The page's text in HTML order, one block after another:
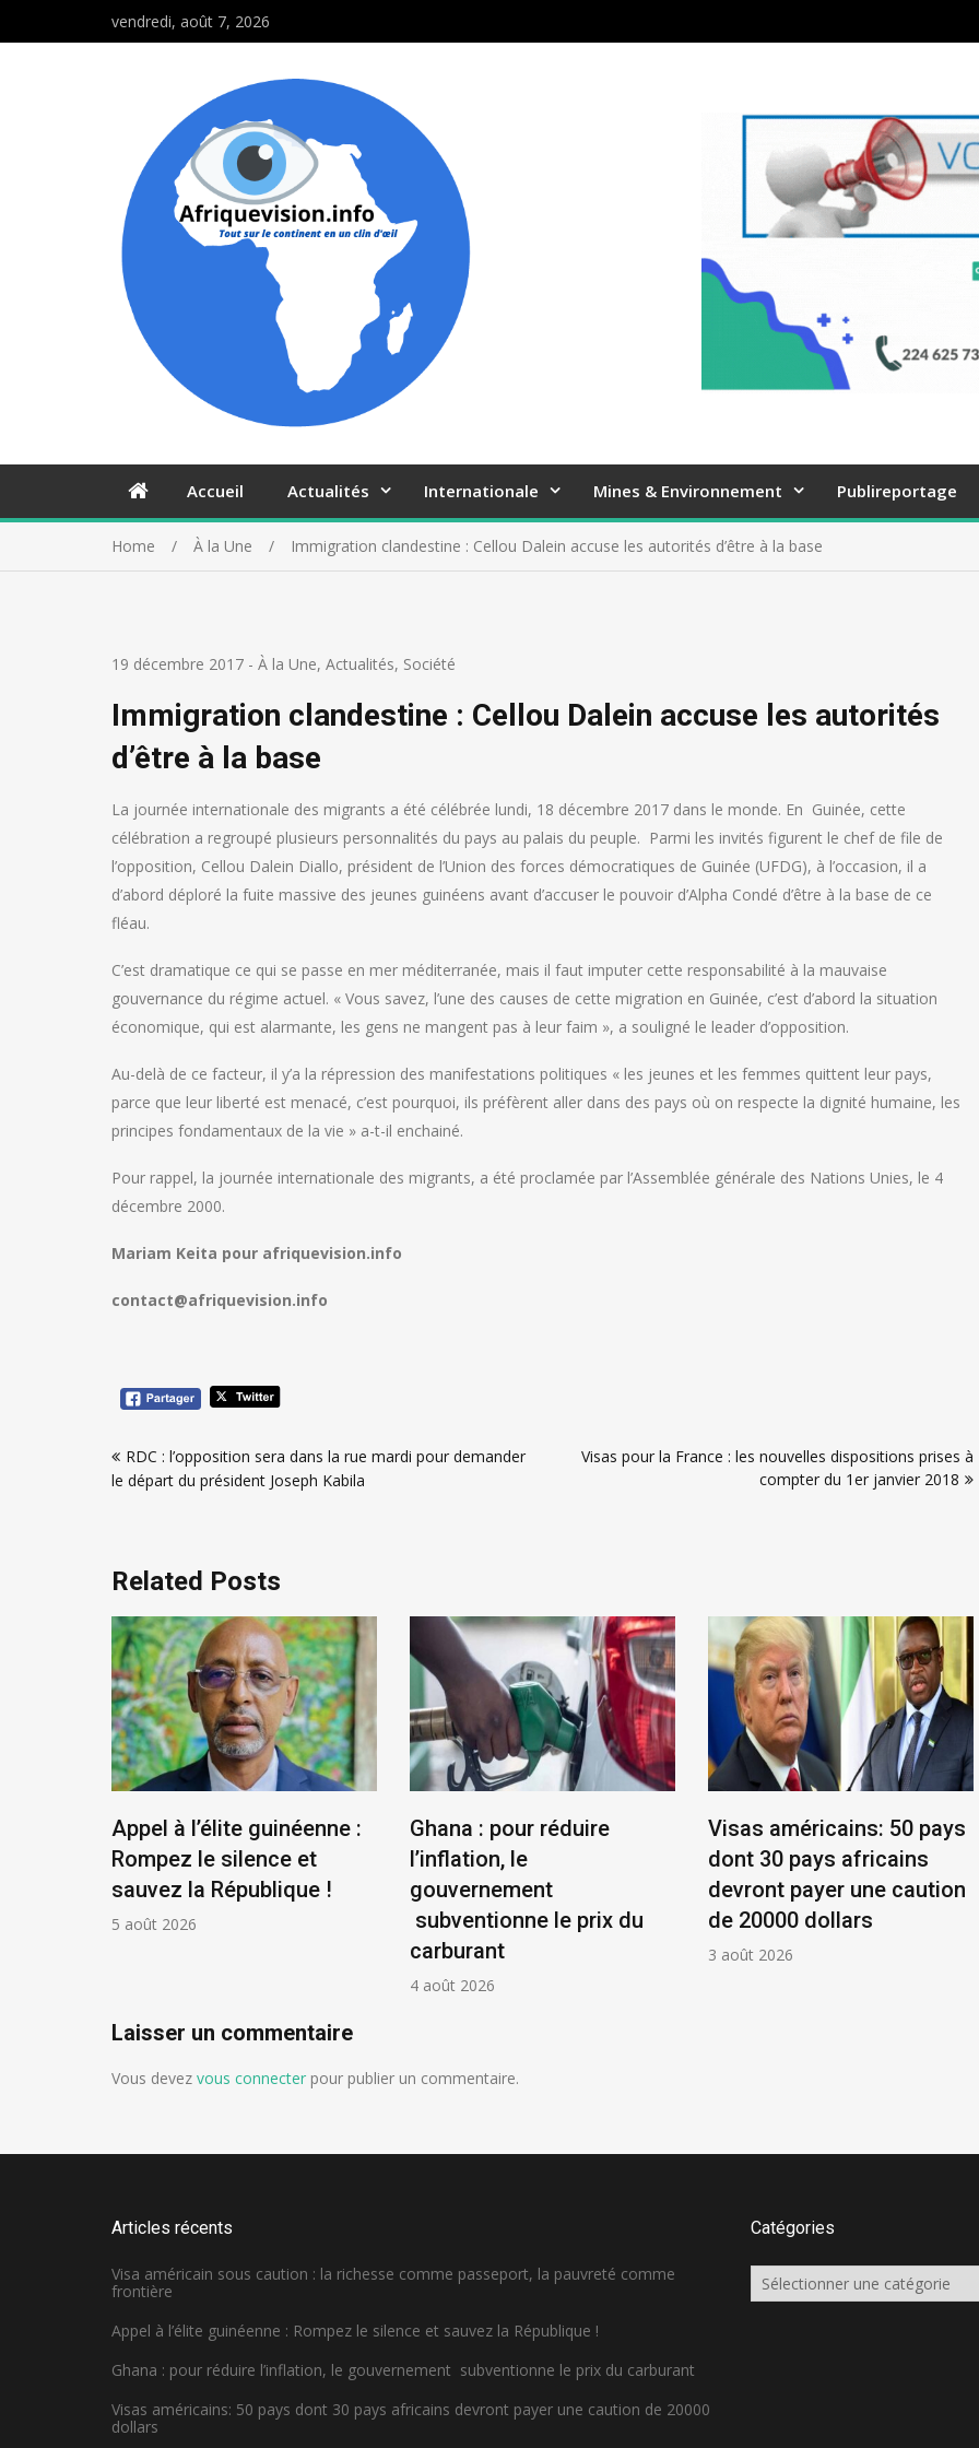
vendredi, août 7, 2026
Accueil Actualités Internationale Mines & Environnement Publireportage
Home À la Une Immigration clandestine : Cellou Dalein accuse les autorités d’être à la base
19 décembre 2017 - À la Une, Actualités, Société
Immigration clandestine : Cellou Dalein accuse les autorités
d’être à la base
La journée internationale des migrants a été célébrée lundi, 18 décembre 2017 dans le monde. En Guinée, cette
célébration a regroupé plusieurs personnalités du pays au palais du peuple. Parmi les invités figurent le chef de file de
l’opposition, Cellou Dalein Diallo, président de l’Union des forces démocratiques de Guinée (UFDG), à l’occasion, il a
d’abord déploré la fuite massive des jeunes guinéens avant d’accuser le pouvoir d’Alpha Condé d’être à la base de ce
fléau.
C’est dramatique ce qui se passe en mer méditerranée, mais il faut imputer cette responsabilité à la mauvaise
gouvernance du régime actuel. « Vous savez, l’une des causes de cette migration en Guinée, c’est d’abord la situation
économique, qui est alarmante, les gens ne mangent pas à leur faim », a souligné le leader d’opposition.
Au-delà de ce facteur, il y’a la répression des manifestations politiques « les jeunes et les femmes quittent leur pays,
parce que leur liberté est menacé, c’est pourquoi, ils préfèrent aller dans des pays où on respecte la dignité humaine, les
principes fondamentaux de la vie » a-t-il enchainé.
Pour rappel, la journée internationale des migrants, a été proclamée par l’Assemblée générale des Nations Unies, le 4
décembre 2000.
Mariam Keita pour afriquevision.info
contact@afriquevision.info
deRDC : l’opposition sera dans la rue mardi pour demander
le départ du président Joseph Kabila
Visas pour la France : les nouvelles dispositions prises à
compter du 1er janvier 2018
Related Posts
Appel à l’élite guinéenne :
Rompez le silence et
sauvez la République !
5 août 2026
Ghana : pour réduire
l’inflation, le
gouvernement
subventionne le prix du
carburant
4 août 2026
Visas américains: 50 pays
dont 30 pays africains
devront payer une caution
de 20000 dollars
3 août 2026
Laisser un commentaire
Vous devez vous connecter pour publier un commentaire.
Articles récents
Visa américain sous caution : la richesse comme passeport, la pauvreté comme
frontière
Appel à l’élite guinéenne : Rompez le silence et sauvez la République !
Ghana : pour réduire l’inflation, le gouvernement subventionne le prix du carburant
Visas américains: 50 pays dont 30 pays africains devront payer une caution de 20000
dollars
Catégories
Catégories